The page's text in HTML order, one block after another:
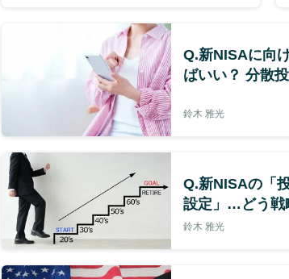
Q.新NISAに向
ばいい？ 分散
鈴木 雅光
Q.新NISAの「
設定」…どう戦
鈴木 雅光